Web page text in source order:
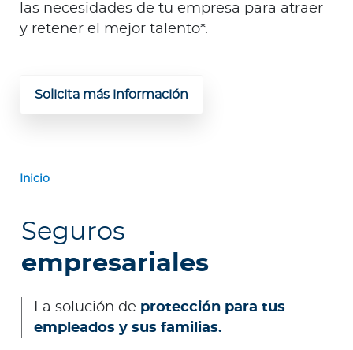
las necesidades de tu empresa para atraer
y retener el mejor talento*.
Solicita más información
Inicio
Seguros
empresariales
La solución de protección para tus
empleados y sus familias.